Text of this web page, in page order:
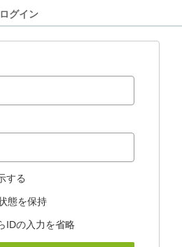
ログイン
する
態を保持
IDの入力を省略